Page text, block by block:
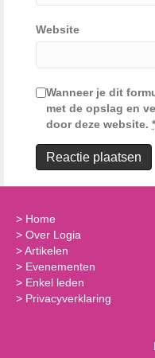
Website
Wanneer je dit
met de opslag en
door deze website. *
> Home
> Over Logia
>Artikelen
> Evenementen
> Enkel leden
> Privacyverklaring